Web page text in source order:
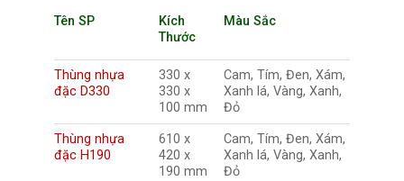
Tên SP
Kích
Thước
Màu Sắc
Thùng nhựa
đặc D330
330 x
330 x
100 mm
Cam, Tím, Đen, Xám,
Xanh lá, Vàng, Xanh,
Đỏ
Thùng nhựa
đặc H190
610 x
420 x
190 mm
Cam, Tím, Đen, Xám,
Xanh lá, Vàng, Xanh,
Đỏ